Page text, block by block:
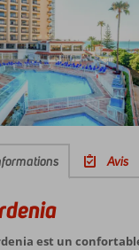
Avis
est un